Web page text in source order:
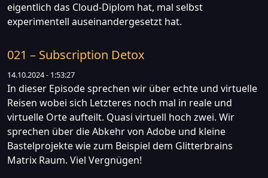
eigentlich das Cloud-Diplom hat, mal selbst
experimentell auseinandergesetzt hat.
021 – Subscription Detox
14.10.2024 - 1:53:27
In dieser Episode sprechen wir über echte und virtuelle
Reisen wobei sich Letzteres noch mal in reale und
virtuelle Orte aufteilt. Quasi virtuell hoch zwei. Wir
sprechen über die Abkehr von Adobe und kleine
Bastelprojekte wie zum Beispiel dem Glitterbrains
Matrix Raum. Viel Vergnügen!